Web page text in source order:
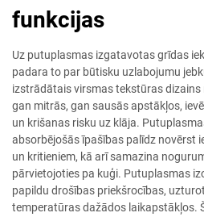
funkcijas
Uz putuplasmas izgatavotas grīdas
padara to par būtisku uzlabojumu
izstrādātais virsmas tekstūras
gan mitrās, gan sausās apstākļos,
un krišanas risku uz klāja.
absorbējošās īpašības palīdz novērst
un kritieniem, kā arī samazina
pārvietojoties pa kuģi. Putuplasmas
papildu drošības priekšrocības,
temperatūras dažādos laikapstākļos.